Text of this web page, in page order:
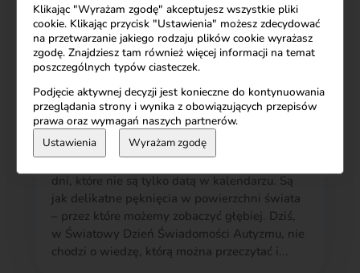
Książka Z innego świata
dni, które nie są tylko datą w kalendarzu. Są
jak delikatne pęknięcia w powierzchni świata
– przez które możemy zobaczyć głębiej. Dziś,
w Światowy Dzień Świadomości Autyzmu, nie
chodzi o wiedzę, którą można przeczytać i...
Klikając "Wyrażam zgodę" akceptujesz wszystkie pliki
cookie. Klikając przycisk "Ustawienia" możesz zdecydować
na przetwarzanie jakiego rodzaju plików cookie wyrażasz
zgodę. Znajdziesz tam również więcej informacji na temat
poszczególnych typów ciasteczek.
Podjęcie aktywnej decyzji jest konieczne do kontynuowania
przeglądania strony i wynika z obowiązujących przepisów
prawa oraz wymagań naszych partnerów.
Ustawienia Wyrażam zgodę